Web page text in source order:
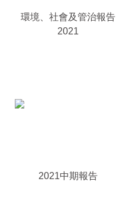
環境、社會及管治報告
2021
2021中期報告